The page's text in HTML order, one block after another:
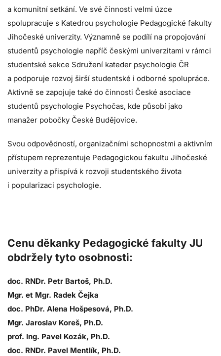
a komunitní setkání. Ve své činnosti velmi úzce
spolupracuje s Katedrou psychologie Pedagogické fakulty
Jihočeské univerzity. Významně se podílí na propojování
studentů psychologie napříč českými univerzitami v rámci
studentské sekce Sdružení kateder psychologie ČR
a podporuje rozvoj širší studentské i odborné spolupráce.
Aktivně se zapojuje také do činnosti České asociace
studentů psychologie Psychočas, kde působí jako
manažer pobočky České Budějovice.
Svou odpovědností, organizačními schopnostmi a aktivním
přístupem reprezentuje Pedagogickou fakultu Jihočeské
univerzity a přispívá k rozvoji studentského života
i popularizaci psychologie.
Cenu děkanky Pedagogické fakulty JU
obdržely tyto osobnosti:
doc. RNDr. Petr Bartoš, Ph.D.
Mgr. et Mgr. Radek Čejka
doc. PhDr. Alena Hošpesová, Ph.D.
Mgr. Jaroslav Koreš, Ph.D.
prof. Ing. Pavel Kozák, Ph.D.
doc. RNDr. Pavel Mentlík, Ph.D.